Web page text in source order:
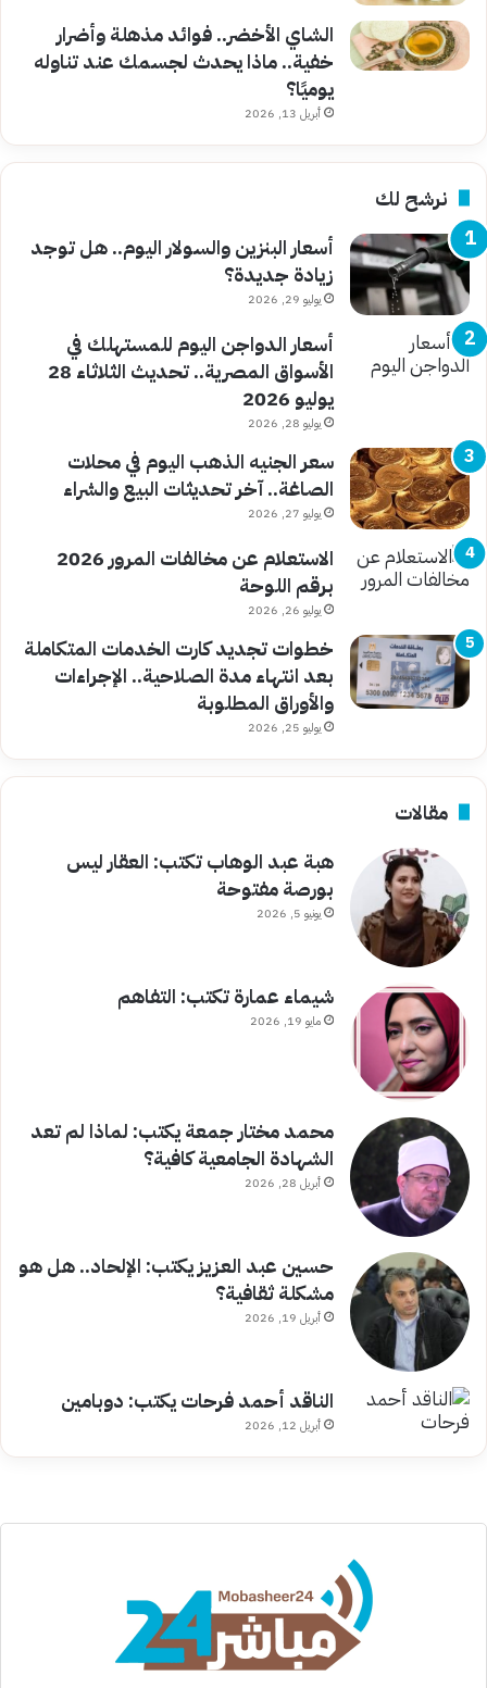
الشاي الأخضر.. فوائد مذهلة وأضرار
خفية.. ماذا يحدث لجسمك عند تناوله
يوميًا؟
أبريل 13, 2026
نرشح لك
أسعار البنزين والسولار اليوم.. هل توجد
زيادة جديدة؟
يوليو 29, 2026
أسعار الدواجن اليوم للمستهلك في
الأسواق المصرية.. تحديث الثلاثاء 28
يوليو 2026
يوليو 28, 2026
سعر الجنيه الذهب اليوم في محلات
الصاغة.. آخر تحديثات البيع والشراء
يوليو 27, 2026
الاستعلام عن مخالفات المرور 2026
برقم اللوحة
يوليو 26, 2026
خطوات تجديد كارت الخدمات المتكاملة
بعد انتهاء مدة الصلاحية.. الإجراءات
والأوراق المطلوبة
يوليو 25, 2026
مقالات
هبة عبد الوهاب تكتب: العقار ليس
بورصة مفتوحة
يونيو 5, 2026
شيماء عمارة تكتب: التفاهم
مايو 19, 2026
محمد مختار جمعة يكتب: لماذا لم تعد
الشهادة الجامعية كافية؟
أبريل 28, 2026
حسين عبد العزيز يكتب: الإلحاد.. هل هو
مشكلة ثقافية؟
أبريل 19, 2026
الناقد أحمد فرحات يكتب: دوبامين
أبريل 12, 2026